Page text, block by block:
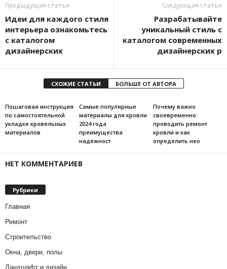
Предыдущая статья
Идеи для каждого стиля
интерьера ознакомьтесь
с каталогом
дизайнерских
Следующая статья
Разрабатывайте
уникальный стиль с
каталогом современных
дизайнерских р
СХОЖИЕ СТАТЬИ БОЛЬШЕ ОТ АВТОРА
Пошаговая инструкция
по самостоятельной
укладке кровельных
материалов
Самые популярные
материалы для кровли
2024 года
преимущества
надежност
Почему важно
своевременно
проводить ремонт
кровли и как
определить нео
НЕТ КОММЕНТАРИЕВ
Рубрики
Главная
Ремонт
Строительство
Окна, двери, полы
Ландшафт и дизайн